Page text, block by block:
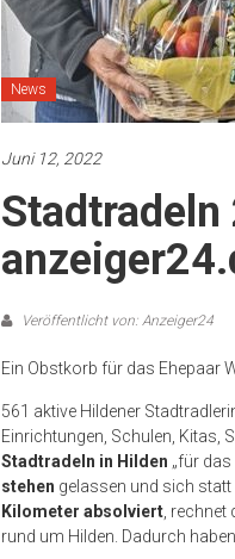
News
Juni 12, 2022
Veröffentlicht von: Anzeiger24
Ein Obstkorb für das Ehepaar
561 aktive Hildener
Einrichtungen, Schulen, Kitas,
Stadtradeln in Hilden „für
stehen gelassen und sich
Kilometer absolviert ,
rund um Hilden. Dadurch